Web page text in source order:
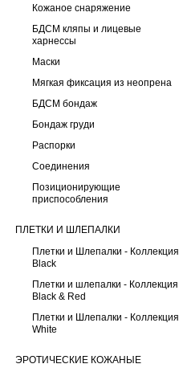
Кожаное снаряжение
БДСМ кляпы и лицевые
харнессы
Маски
Мягкая фиксация из неопрена
БДСМ бондаж
Бондаж груди
Распорки
Соединения
Позиционирующие
приспособления
ПЛЕТКИ И ШЛЕПАЛКИ
Плетки и Шлепалки - Коллекция
Black
Плетки и шлепалки - Коллекция
Black & Red
Плетки и Шлепалки - Коллекция
White
ЭРОТИЧЕСКИЕ КОЖАНЫЕ